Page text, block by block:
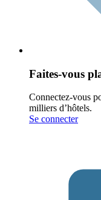
Faites-vous
Connectez-vous
milliers d’hôtels.
Se connecter